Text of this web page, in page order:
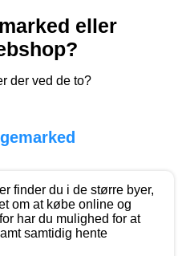
eller
der ved de to?
finder du i de større byer,
om at købe online og
har du mulighed for at
samtidig hente